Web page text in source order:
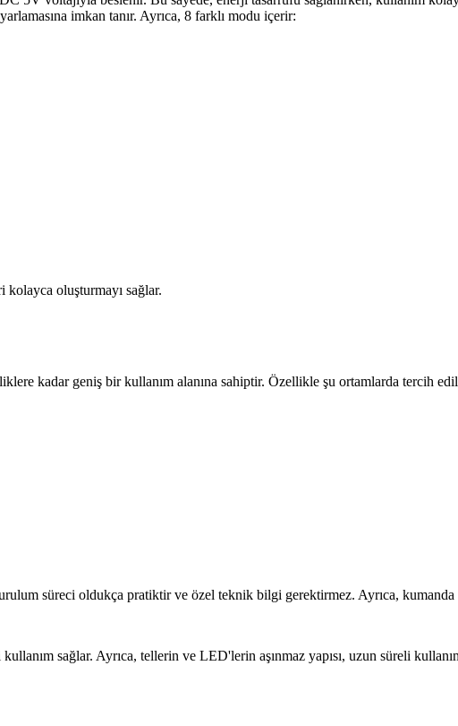
imkan tanır. Ayrıca, 8 farklı modu içerir:
oluşturmayı sağlar.
kadar geniş bir kullanım alanına sahiptir. Özellikle şu ortamlarda tercih
süreci oldukça pratiktir ve özel teknik bilgi gerektirmez. Ayrıca, kumanda
kullanım sağlar. Ayrıca, tellerin ve LED'lerin aşınmaz yapısı, uzun süreli